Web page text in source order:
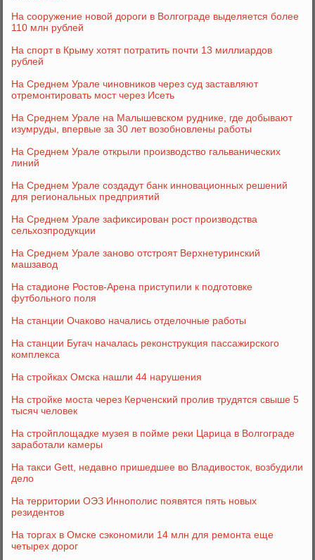
На сооружение новой дороги в Волгограде выделяется более
110 млн рублей
На спорт в Крыму хотят потратить почти 13 миллиардов
рублей
На Среднем Урале чиновников через суд заставляют
отремонтировать мост через Исеть
На Среднем Урале на Малышевском руднике, где добывают
изумруды, впервые за 30 лет возобновлены работы
На Среднем Урале открыли производство гальванических
линий
На Среднем Урале создадут банк инновационных решений
для региональных предприятий
На Среднем Урале зафиксирован рост производства
сельхозпродукции
На Среднем Урале заново отстроят Верхнетуринский
машзавод
На стадионе Ростов-Арена приступили к подготовке
футбольного поля
На станции Очаково начались отделочные работы
На станции Бугач началась реконструкция пассажирского
комплекса
На стройках Омска нашли 44 нарушения
На стройке моста через Керченский пролив трудятся свыше 5
тысяч человек
На стройплощадке музея в пойме реки Царица в Волгограде
заработали камеры
На такси Gett, недавно пришедшее во Владивосток, возбудили
дело
На территории ОЭЗ Иннополис появятся пять новых
резидентов
На торгах в Омске сэкономили 14 млн для ремонта еще
четырех дорог